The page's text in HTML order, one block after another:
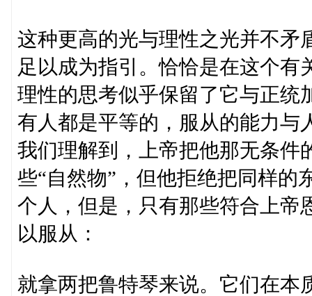
这种更高的光与理性之光并不矛
足以成为指引。恰恰是在这个有
理性的思考似乎保留了它与正统
有人都是平等的，服从的能力与
我们理解到，上帝把他那无条件
些“自然物”，但他拒绝把同样的
个人，但是，只有那些符合上帝
以服从：
就拿两把鲁特琴来说。它们在本